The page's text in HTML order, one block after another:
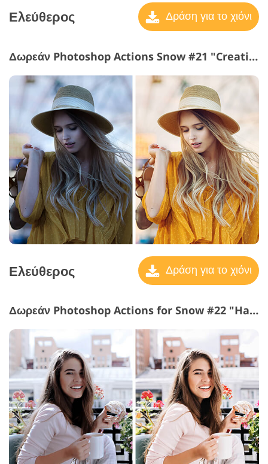
Ελεύθερος Δράση για το χιόνι
Δωρεάν Photoshop Actions Snow #21 "Creative"
Ελεύθερος Δράση για το χιόνι
Δωρεάν Photoshop Actions for Snow #22 "Hard Contrast"